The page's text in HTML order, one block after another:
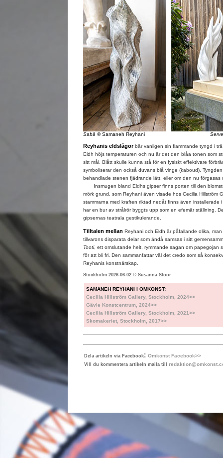
Sabâ © Samaneh Reyhani
Reyhanis eldslågorbär vanligen sin flammande tyngd i
Eldh höjs temperaturen och nu är det den blåa tonen som
sitt mål. Blått skulle kunna stå för en fysiskt effektivare
symboliserar den också duvans blå vinge (kaboud).
behandlade stenen fjädrande lätt, eller om den nu förgasas
Insmugen bland Eldhs gipser finns porten till den
mörk grund, som Reyhani även visade hos Cecilia Hillström
stammarna med kraften riktad nedåt finns även installerade
har en bur av strålrör byggts upp som en efemär ställning.
gipsernas teatrala gestikulerande.
Tilltalen mellan Reyhani och Eldh är påfallande olika,
tillvarons disparata delar som ändå samsas i sitt
Tooti, ett omslutande helt, rymmande sagan om papegojan
för att bli fri. Den sammanfattar väl det credo som så
Reyhanis konstnärskap.
Stockholm 2026-06-02 © Susanna Slöör
SAMANEH REYHANI I OMKONST:
Cecilia Hillström Gallery, Stockholm, 2024>>
Gävle Konstcentrum, 2024>>
Cecilia Hillström Gallery, Stockholm, 2021>>
Skomakeriet, Stockholm, 2017>>
Dela artikeln via Facebook: Omkonst Facebook>>
Vill du kommentera artikeln maila till